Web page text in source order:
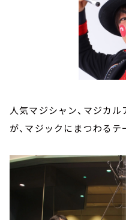
人気マジシャン、マジカ
が、マジックにまつわる